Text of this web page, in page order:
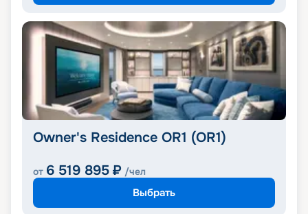
Owner's Residence OR1 (OR1)
от 6 519 895 ₽ /чел
Выбрать